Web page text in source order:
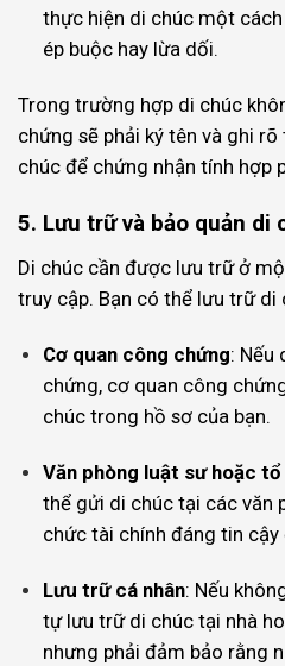
thực hiện di chúc một
ép buộc hay lừa dối.
Trong trường hợp di chúc
chứng sẽ phải ký tên và ghi
chúc để chứng nhận tính hợp
5. Lưu trữ và bảo quản di
Di chúc cần được lưu trữ ở
truy cập. Bạn có thể lưu trữ di
Cơ quan công chứng: Nếu
chứng, cơ quan công
chúc trong hồ sơ của bạn.
Văn phòng luật sư hoặc
thể gửi di chúc tại các văn
chức tài chính đáng tin cậy
Lưu trữ cá nhân: Nếu
tự lưu trữ di chúc tại nhà
nhưng phải đảm bảo rằng